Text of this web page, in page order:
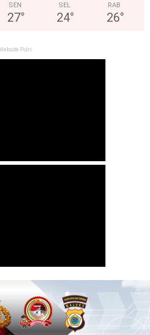
SEN
27°
SEL
24°
RAB
26°
Polri